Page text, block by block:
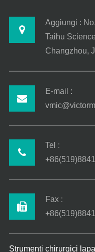
Aggiungi :
Taihu
Changzhou,
E-mail :
Tel :
Fax :
Strumenti chirurgici